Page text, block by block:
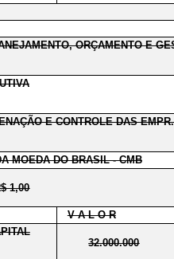
ORÇAMENTO E
E CONTROLE DAS
MOEDA DO BRASIL - CMB
1,00
V A L O R
32.000.000